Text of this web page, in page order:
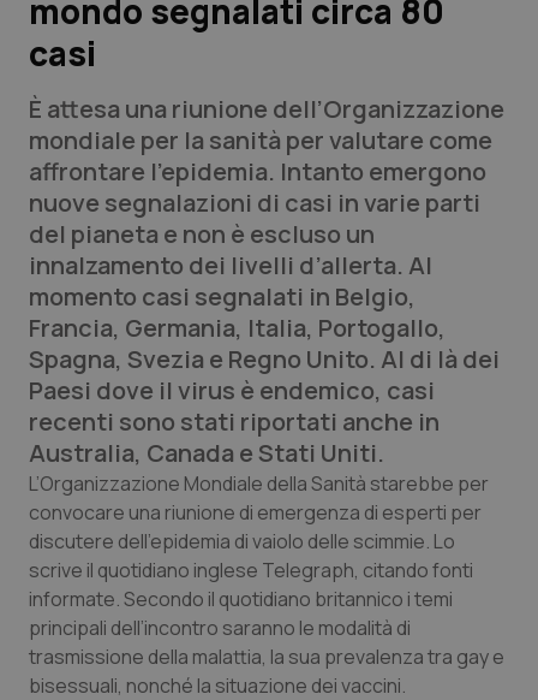
Edizioni Regionali
QS Pro
Professionisti Sanitari.AI
Abruzzo
Basilicata
Calabria
Campania
Emilia-Romagna
Friuli Venezia Giulia
Lazio
Liguria
QS Pro Gold
Artrite & artrosi
Asma & BPCO
Car-T
Colesterolo & coronaropatie
Dermatite Atopica
Diabete & glucometri
Disturbi dell’umore
Newsletter
mondo segnalati circa 80
casi
È attesa una riunione dell’Organizzazione
mondiale per la sanità per valutare come
affrontare l’epidemia. Intanto emergono
nuove segnalazioni di casi in varie parti
del pianeta e non è escluso un
innalzamento dei livelli d’allerta. Al
momento casi segnalati in Belgio,
Francia, Germania, Italia, Portogallo,
Spagna, Svezia e Regno Unito. Al di là dei
Paesi dove il virus è endemico, casi
recenti sono stati riportati anche in
Australia, Canada e Stati Uniti.
L’Organizzazione Mondiale della Sanità starebbe per
convocare una riunione di emergenza di esperti per
discutere dell’epidemia di vaiolo delle scimmie. Lo
scrive il quotidiano inglese Telegraph, citando fonti
informate. Secondo il quotidiano britannico i temi
principali dell’incontro saranno le modalità di
trasmissione della malattia, la sua prevalenza tra gay e
bisessuali, nonché la situazione dei vaccini.